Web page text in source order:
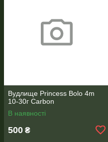
Вудлище Princess Bolo 4m
10-30г Carbon
В наявності
500 ₴